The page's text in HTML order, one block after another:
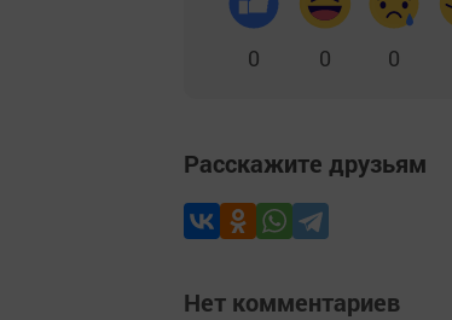
0 0 0
Расскажите друзьям
Нет комментариев